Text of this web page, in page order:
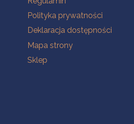
Polityka prywatności
Deklaracja dostępności
Mapa strony
Sklep